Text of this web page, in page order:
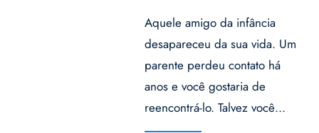
Aquele amigo da infância
desapareceu da sua vida. Um
parente perdeu contato há
anos e você gostaria de
reencontrá-lo. Talvez você...